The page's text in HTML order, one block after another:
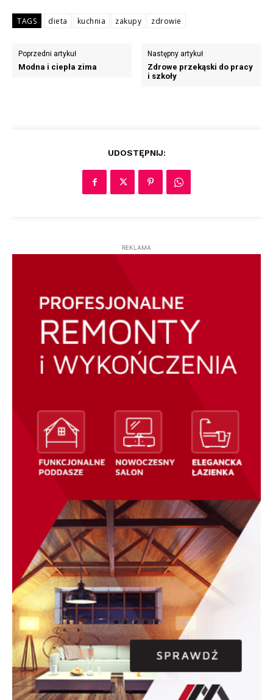
TAGS dieta kuchnia zakupy zdrowie
Poprzedni artykuł
Modna i ciepła zima
Następny artykuł
Zdrowe przekąski do pracy
i szkoły
UDOSTĘPNIJ:
REKLAMA